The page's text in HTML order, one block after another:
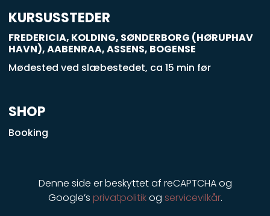
q
u
a
r
KURSUSSTEDER
FREDERICIA, KOLDING, SØNDERBORG (HØRUPHAV
HAVN), AABENRAA, ASSENS, BOGENSE
Mødested ved slæbestedet, ca 15 min før
SHOP
Booking
Denne side er beskyttet af reCAPTCHA og
Google’s privatpolitikog servicevilkår.